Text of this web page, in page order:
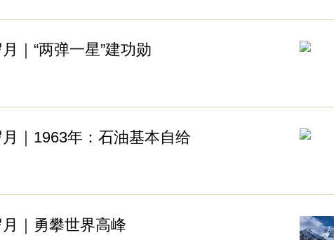
｜“两弹一星”建功勋
｜1963年：石油基本自给
｜勇攀世界高峰